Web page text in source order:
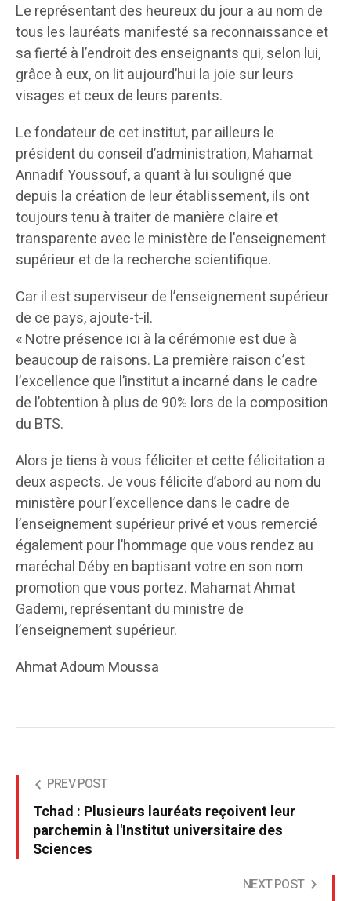
Le représentant des heureux du jour a au nom de
tous les lauréats manifesté sa reconnaissance et
sa fierté à l’endroit des enseignants qui, selon lui,
grâce à eux, on lit aujourd’hui la joie sur leurs
visages et ceux de leurs parents.
Le fondateur de cet institut, par ailleurs le
président du conseil d’administration, Mahamat
Annadif Youssouf, a quant à lui souligné que
depuis la création de leur établissement, ils ont
toujours tenu à traiter de manière claire et
transparente avec le ministère de l’enseignement
supérieur et de la recherche scientifique.
Car il est superviseur de l’enseignement supérieur
de ce pays, ajoute-t-il.
« Notre présence ici à la cérémonie est due à
beaucoup de raisons. La première raison c’est
l’excellence que l’institut a incarné dans le cadre
de l’obtention à plus de 90% lors de la composition
du BTS.
Alors je tiens à vous féliciter et cette félicitation a
deux aspects. Je vous félicite d’abord au nom du
ministère pour l’excellence dans le cadre de
l’enseignement supérieur privé et vous remercié
également pour l’hommage que vous rendez au
maréchal Déby en baptisant votre en son nom
promotion que vous portez. Mahamat Ahmat
Gademi, représentant du ministre de
l’enseignement supérieur.
Ahmat Adoum Moussa
PREV POST
Tchad : Plusieurs lauréats reçoivent leur
parchemin à l'Institut universitaire des
Sciences
NEXT POST